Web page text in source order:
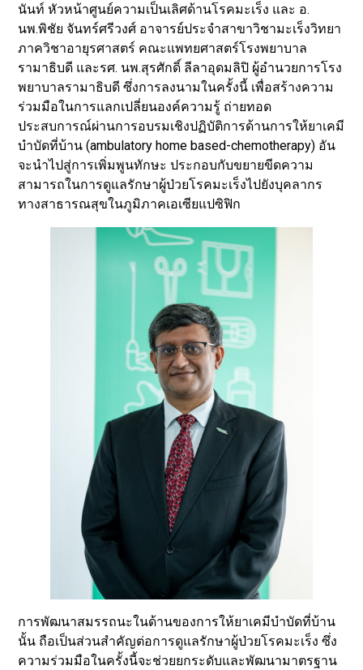
นันท์ หัวหน้าศูนย์ความเป็นเลิศด้านโรคมะเร็ง และ อ.
นพ.พิชัย จันทร์ศรีวงศ์ อาจารย์ประจำสาขาวิชามะเร็งวิทยา
ภาควิชาอายุรศาสตร์ คณะแพทยศาสตร์โรงพยาบาล
รามาธิบดี และรศ. นพ.สุรศักดิ์ ลีลาอุดมลิปิ ผู้อำนวยการโรง
พยาบาลรามาธิบดี ซึ่งการลงนามในครั้งนี้ เพื่อสร้างความ
ร่วมมือในการแลกเปลี่ยนองค์ความรู้ ถ่ายทอด
ประสบการณ์ผ่านการอบรมเชิงปฏิบัติการด้านการให้ยาเคมี
บำบัดที่บ้าน (ambulatory home based-chemotherapy) อัน
จะนำไปสู่การเพิ่มพูนทักษะ ประกอบกับขยายขีดความ
สามารถในการดูแลรักษาผู้ป่วยโรคมะเร็งไปยังบุคลากร
ทางสาธารณสุขในภูมิภาคเอเซียแปซิฟิก
การพัฒนาสมรรถนะในด้านของการให้ยาเคมีบำบัดที่บ้าน
นั้น ถือเป็นส่วนสำคัญต่อการดูแลรักษาผู้ป่วยโรคมะเร็ง ซึ่ง
ความร่วมมือในครั้งนี้จะช่วยยกระดับและพัฒนามาตรฐาน